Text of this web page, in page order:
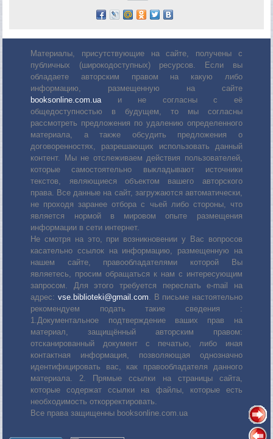
Материалы, присутствующие на сайте, получены с
публичных (широкодоступных) ресурсов. Если вы
обладаете авторским правом на какую либо
информацию, размещенную на сайте
booksonline.com.uaи не согласны с её
общедоступностью в будущем, то мы согласны
рассмотреть предложения по удалению определенного
материала, а также обсудить предложения о
договоренностях, разрешающих использовать данный
контент. Мы не отслеживаем действия пользователей,
которые самостоятельно выкладывают источники
текстов, являющиеся объектом вашего авторского
права. Все данные на сайт, загружаются автоматически,
не проходя заранее отбора с чьей либо стороны, что
является нормой в мировом опыте размещения
информации в сети интернет.
Не смотря на это, при возникновении у Вас вопросов
касательно ссылок на информацию, размещенную на
нашем сайте, правообладателями которой Вы
являетесь, просим обращаться к нам с интересующим
запросом. Для этого требуется переслать е-mail на
адрес: vse.biblioteki@gmail.com. В письме настоятельно
рекомендуем подать такие сведения :
1.Документальное подтверждение ваших прав на
материал, защищённый авторским правом:
отсканированный документ с печатью, либо иная
контактная информация, позволяющая однозначно
идентифицировать вас, как правообладателя данного
материала. 2. Прямые ссылки на страницы сайта,
которые содержат ссылки на файлы, которые есть
необходимость откорректировать.
Все права защищенны booksonline.com.ua